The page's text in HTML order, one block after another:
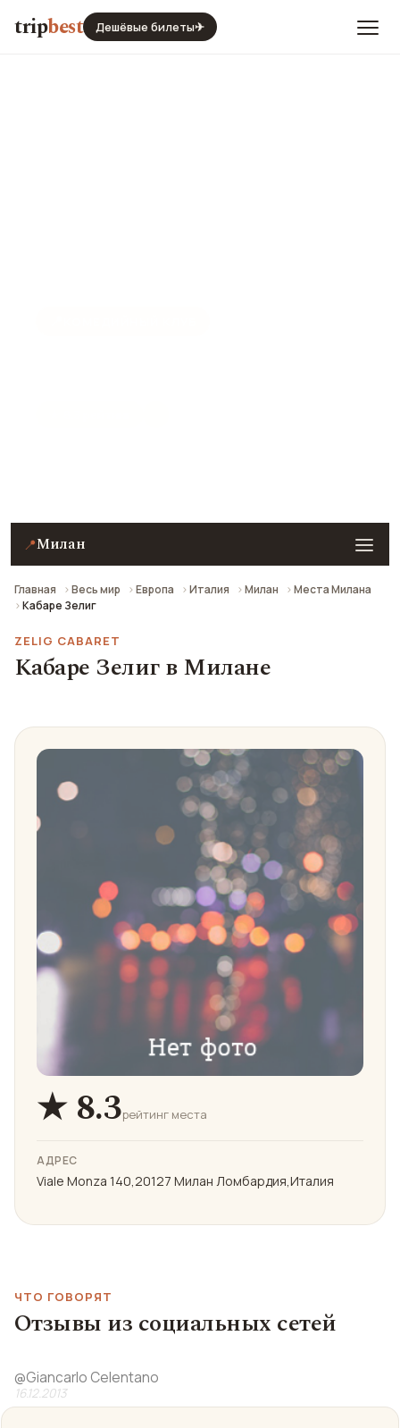
tripbest Дешёвые билеты✈
📍Милан
Главная Весь мир Европа Италия Милан
Места Милана
Кабаре Зелиг
ZELIG CABARET
Кабаре Зелиг в Милане
★ 8.3рейтинг места
АДРЕС
Viale Monza 140,20127 Милан Ломбардия,Италия
ЧТО ГОВОРЯТ
Отзывы из социальных сетей
@Giancarlo Celentano
16.12.2013